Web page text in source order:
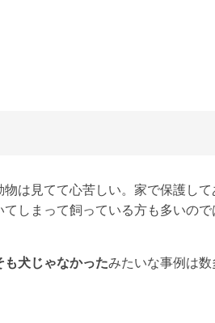
は見てて心苦しい。家で保護し
しまって飼っている方も多いので
も犬じゃなかったみたいな事例は数